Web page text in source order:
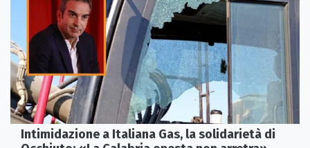
Intimidazione a Italiana Gas, la solidarietà di